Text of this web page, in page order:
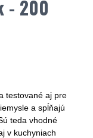
- 200
testované aj pre
a spĺňajú
teda vhodné
v kuchyniach